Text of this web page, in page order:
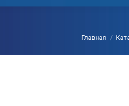
Вы здесь:
Главная